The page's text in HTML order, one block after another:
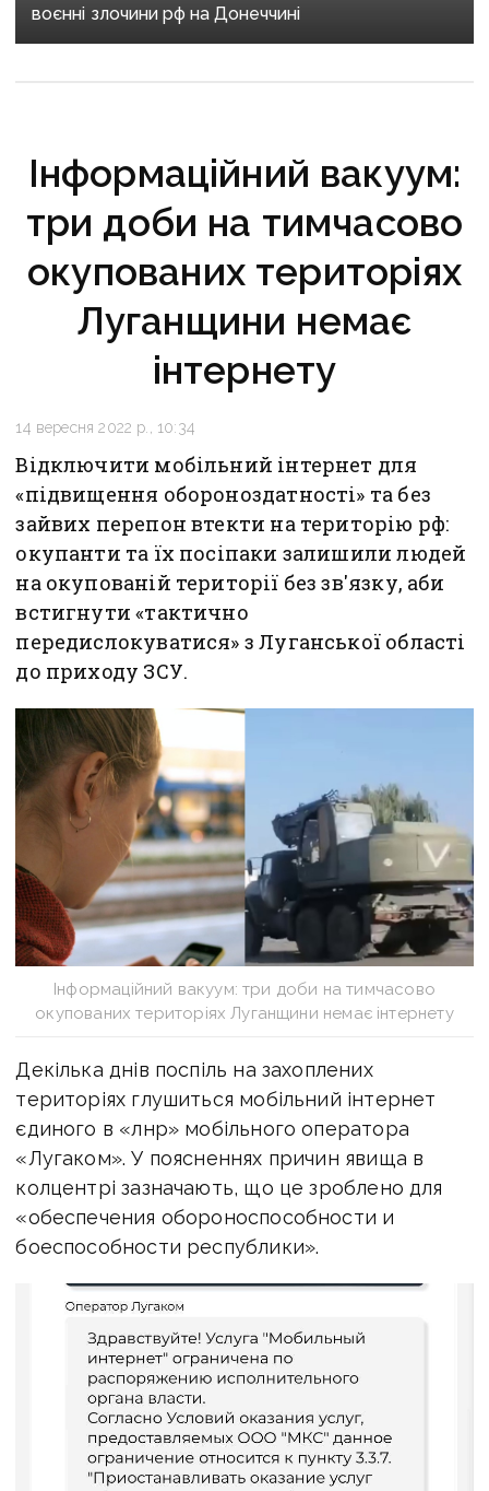
воєнні злочини рф на Донеччині
Інформаційний вакуум:
три доби на тимчасово
окупованих територіях
Луганщини немає
інтернету
14 вересня 2022 р., 10:34
Відключити мобільний інтернет для
«підвищення обороноздатності» та без
зайвих перепон втекти на територію рф:
окупанти та їх посіпаки залишили людей
на окупованій території без зв'язку, аби
встигнути «тактично
передислокуватися» з Луганської області
до приходу ЗСУ.
Інформаційний вакуум: три доби на тимчасово
окупованих територіях Луганщини немає інтернету
Декілька днів поспіль на захоплених
територіях глушиться мобільний інтернет
єдиного в «лнр» мобільного оператора
«Лугаком». У поясненнях причин явища в
колцентрі зазначають, що це зроблено для
«обеспечения обороноспособности и
боеспособности республики».